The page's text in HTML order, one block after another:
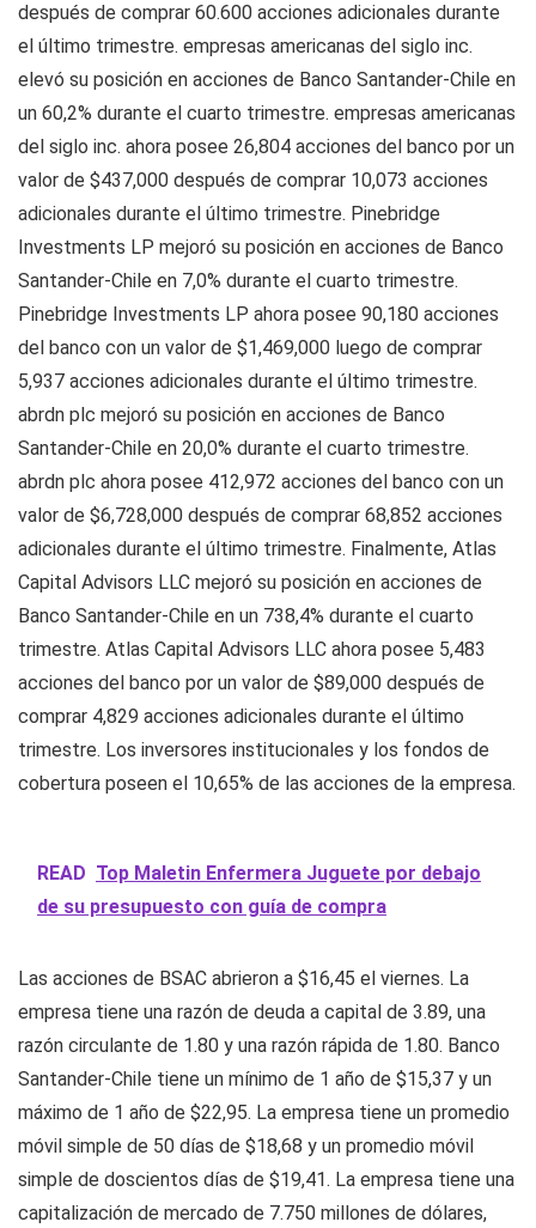
después de comprar 60.600 acciones adicionales durante
el último trimestre. empresas americanas del siglo inc.
elevó su posición en acciones de Banco Santander-Chile en
un 60,2% durante el cuarto trimestre. empresas americanas
del siglo inc. ahora posee 26,804 acciones del banco por un
valor de $437,000 después de comprar 10,073 acciones
adicionales durante el último trimestre. Pinebridge
Investments LP mejoró su posición en acciones de Banco
Santander-Chile en 7,0% durante el cuarto trimestre.
Pinebridge Investments LP ahora posee 90,180 acciones
del banco con un valor de $1,469,000 luego de comprar
5,937 acciones adicionales durante el último trimestre.
abrdn plc mejoró su posición en acciones de Banco
Santander-Chile en 20,0% durante el cuarto trimestre.
abrdn plc ahora posee 412,972 acciones del banco con un
valor de $6,728,000 después de comprar 68,852 acciones
adicionales durante el último trimestre. Finalmente, Atlas
Capital Advisors LLC mejoró su posición en acciones de
Banco Santander-Chile en un 738,4% durante el cuarto
trimestre. Atlas Capital Advisors LLC ahora posee 5,483
acciones del banco por un valor de $89,000 después de
comprar 4,829 acciones adicionales durante el último
trimestre. Los inversores institucionales y los fondos de
cobertura poseen el 10,65% de las acciones de la empresa.
READ Top Maletin Enfermera Juguete por debajo
de su presupuesto con guía de compra
Las acciones de BSAC abrieron a $16,45 el viernes. La
empresa tiene una razón de deuda a capital de 3.89, una
razón circulante de 1.80 y una razón rápida de 1.80. Banco
Santander-Chile tiene un mínimo de 1 año de $15,37 y un
máximo de 1 año de $22,95. La empresa tiene un promedio
móvil simple de 50 días de $18,68 y un promedio móvil
simple de doscientos días de $19,41. La empresa tiene una
capitalización de mercado de 7.750 millones de dólares,